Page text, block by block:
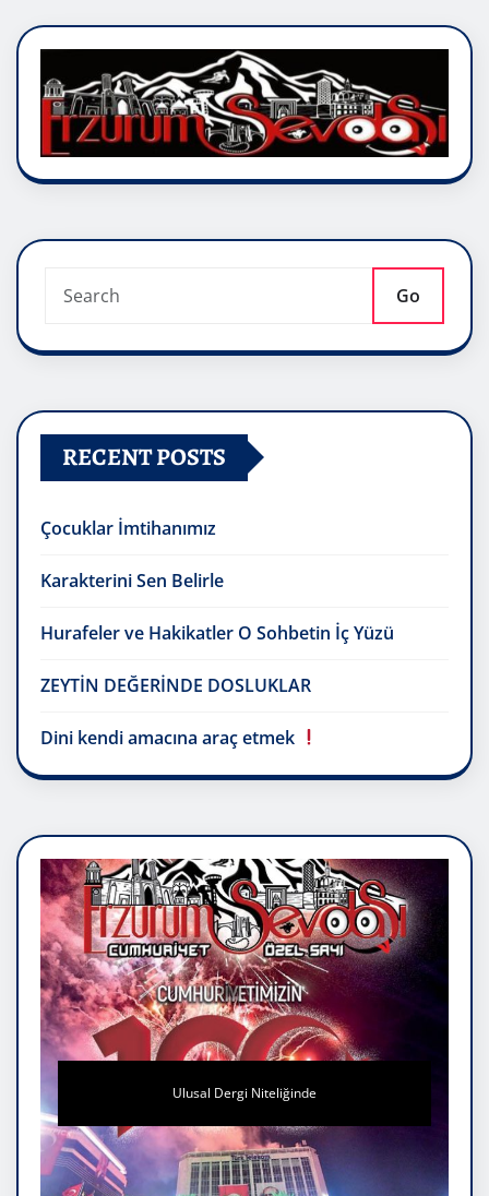
Go
RECENT POSTS
Çocuklar İmtihanımız
Karakterini Sen Belirle
Hurafeler ve Hakikatler O Sohbetin İç Yüzü
ZEYTİN DEĞERİNDE DOSLUKLAR
Dini kendi amacına araç etmek
Ulusal Dergi Niteliğinde